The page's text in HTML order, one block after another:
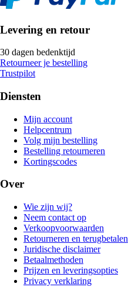
Levering en retour
30 dagen bedenktijd
Retourneer je bestelling
Trustpilot
Diensten
Mijn account
Helpcentrum
Volg mijn bestelling
Bestelling retourneren
Kortingscodes
Over
Wie zijn wij?
Neem contact op
Verkoopvoorwaarden
Retourneren en terugbetalen
Juridische disclaimer
Betaalmethoden
Prijzen en leveringsopties
Privacy verklaring